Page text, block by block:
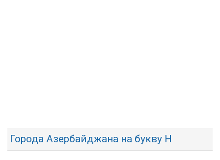
Города Азербайджана на букву Н